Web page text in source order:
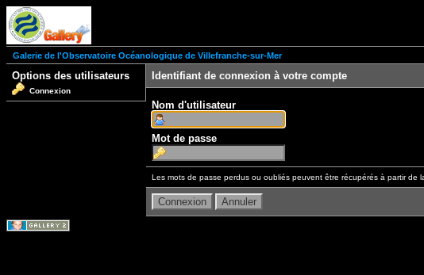
Galerie de l'Observatoire Océanologique de Villefranche-sur-Mer
Options des utilisateurs
Connexion
Identifiant de connexion à votre compte
Nom d'utilisateur
Mot de passe
Les mots de passe perdus ou oubliés peuvent être récupérés à partir de